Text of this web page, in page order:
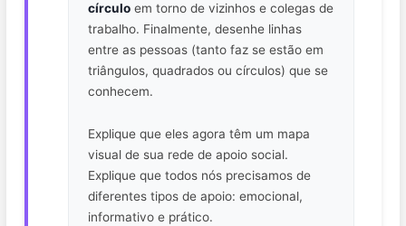
círculoem torno de vizinhos e colegas de
trabalho. Finalmente, desenhe linhas
entre as pessoas (tanto faz se estão em
triângulos, quadrados ou círculos) que se
conhecem.
Explique que eles agora têm um mapa
visual de sua rede de apoio social.
Explique que todos nós precisamos de
diferentes tipos de apoio: emocional,
informativo e prático.